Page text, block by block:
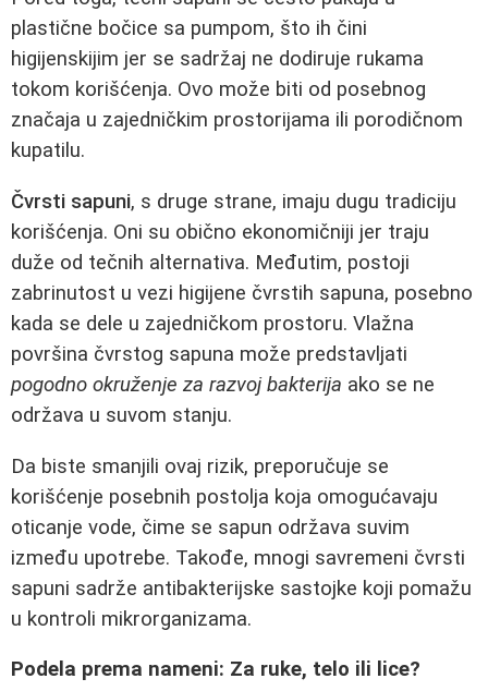
plastične bočice sa pumpom, što ih čini
higijenskijim jer se sadržaj ne dodiruje rukama
tokom korišćenja. Ovo može biti od posebnog
značaja u zajedničkim prostorijama ili porodičnom
kupatilu.
Čvrsti sapuni, s druge strane, imaju dugu tradiciju
korišćenja. Oni su obično ekonomičniji jer traju
duže od tečnih alternativa. Međutim, postoji
zabrinutost u vezi higijene čvrstih sapuna, posebno
kada se dele u zajedničkom prostoru. Vlažna
površina čvrstog sapuna može predstavljati
pogodno okruženje za razvoj bakterija ako se ne
održava u suvom stanju.
Da biste smanjili ovaj rizik, preporučuje se
korišćenje posebnih postolja koja omogućavaju
oticanje vode, čime se sapun održava suvim
između upotrebe. Takođe, mnogi savremeni čvrsti
sapuni sadrže antibakterijske sastojke koji pomažu
u kontroli mikrorganizama.
Podela prema nameni: Za ruke, telo ili lice?